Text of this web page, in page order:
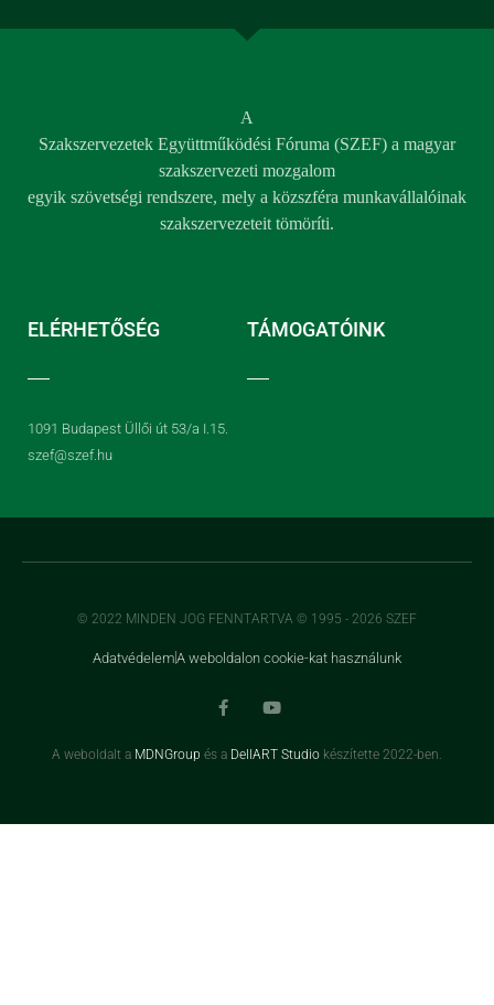
A
Szakszervezetek Együttműködési Fóruma (SZEF) a magyar
szakszervezeti mozgalom
egyik szövetségi rendszere, mely a közszféra munkavállalóinak
szakszervezeteit tömöríti.
ELÉRHETŐSÉG
1091 Budapest Üllői út 53/a I.15.
szef@szef.hu
TÁMOGATÓINK
© 2022 MINDEN JOG FENNTARTVA © 1995 - 2026 SZEF
AdatvédelemA weboldalon cookie-kat használunk
A weboldalt a MDNGroup és a DellART Studio készítette 2022-ben.